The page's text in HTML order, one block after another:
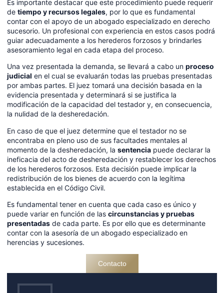
Es importante destacar que este procedimiento puede requerir
de tiempo y recursos legales, por lo que es fundamental
contar con el apoyo de un abogado especializado en derecho
sucesorio. Un profesional con experiencia en estos casos podrá
guiar adecuadamente a los herederos forzosos y brindarles
asesoramiento legal en cada etapa del proceso.
Una vez presentada la demanda, se llevará a cabo un proceso
judicial en el cual se evaluarán todas las pruebas presentadas
por ambas partes. El juez tomará una decisión basada en la
evidencia presentada y determinará si se justifica la
modificación de la capacidad del testador y, en consecuencia,
la nulidad de la desheredación.
En caso de que el juez determine que el testador no se
encontraba en pleno uso de sus facultades mentales al
momento de la desheredación, la sentencia puede declarar la
ineficacia del acto de desheredación y restablecer los derechos
de los herederos forzosos. Esta decisión puede implicar la
redistribución de los bienes de acuerdo con la legítima
establecida en el Código Civil.
Es fundamental tener en cuenta que cada caso es único y
puede variar en función de las circunstancias y pruebas
presentadas de cada parte. Es por ello que es determinante
contar con la asesoría de un abogado especializado en
herencias y sucesiones.
Contacto